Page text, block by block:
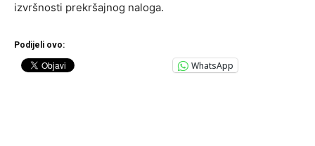
izvršnosti prekršajnog naloga.
Podijeli ovo:
WhatsApp